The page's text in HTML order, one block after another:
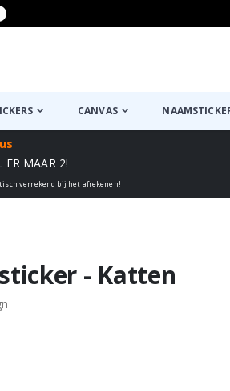
CANVAS
ER MAAR 2!
verrekend bij het afrekenen!
- Katten